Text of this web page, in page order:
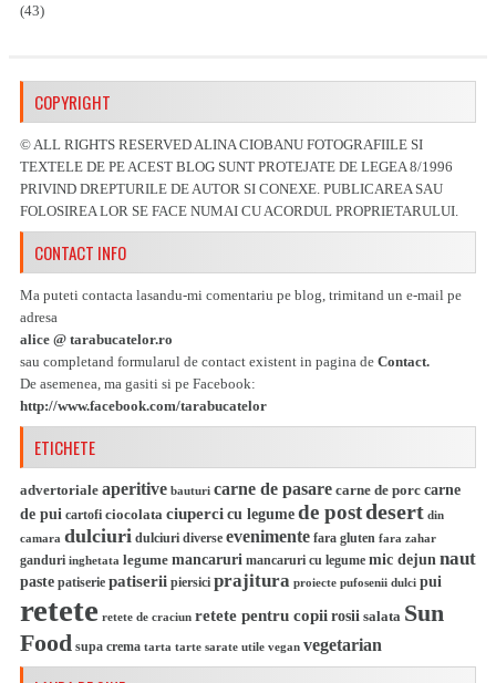
(43)
COPYRIGHT
© ALL RIGHTS RESERVED ALINA CIOBANU FOTOGRAFIILE SI
TEXTELE DE PE ACEST BLOG SUNT PROTEJATE DE LEGEA 8/1996
PRIVIND DREPTURILE DE AUTOR SI CONEXE. PUBLICAREA SAU
FOLOSIREA LOR SE FACE NUMAI CU ACORDUL PROPRIETARULUI.
CONTACT INFO
Ma puteti contacta lasandu-mi comentariu pe blog, trimitand un e-mail pe
adresa
alice @ tarabucatelor.ro
sau completand formularul de contact existent in pagina de Contact.
De asemenea, ma gasiti si pe Facebook:
http://www.facebook.com/tarabucatelor
ETICHETE
advertoriale aperitive bauturi carne de pasare carne de porc carne
de pui cartofi ciocolata ciuperci cu legume de postdesert din
camara dulciuri dulciuri diverse evenimente fara gluten fara zahar
ganduri inghetata legume mancaruri mancaruri cu legume mic dejun naut
paste patiserie patiserii piersici prajitura proiecte pufosenii dulci pui
retete retete de craciun retete pentru copii rosii salata Sun
Food supa crema tarta tarte sarate utile vegan vegetarian